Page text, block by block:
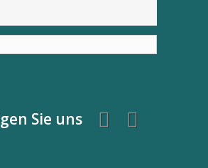
Sie uns